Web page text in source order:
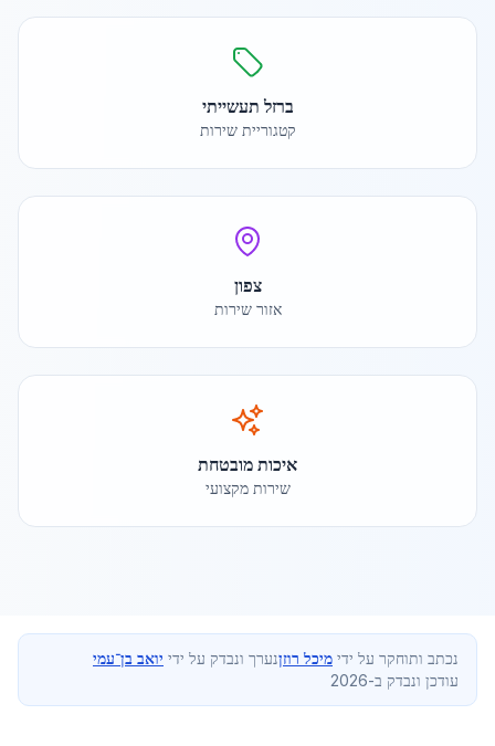
ברזל תעשייתי
קטגוריית שירות
צפון
אזור שירות
איכות מובטחת
שירות מקצועי
נכתב ותוחקר על ידי מיכל רוזןנערך ונבדק על ידי יואב בן־עמי
עודכן ונבדק ב-2026